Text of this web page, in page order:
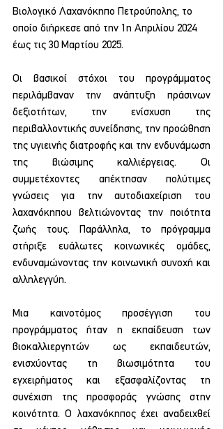
Βιολογικό Λαχανόκηπο Πετρούπολης, το
οποίο διήρκεσε από την 1η Απριλίου 2024
έως τις 30 Μαρτίου 2025.
Οι βασικοί στόχοι του προγράμματος
περιλάμβαναν την ανάπτυξη πράσινων
δεξιοτήτων, την ενίσχυση της
περιβαλλοντικής συνείδησης, την προώθηση
της υγιεινής διατροφής και την ενδυνάμωση
της βιώσιμης καλλιέργειας. Οι
συμμετέχοντες απέκτησαν πολύτιμες
γνώσεις για την αυτοδιαχείριση του
λαχανόκηπου βελτιώνοντας την ποιότητα
ζωής τους. Παράλληλα, το πρόγραμμα
στήριξε ευάλωτες κοινωνικές ομάδες,
ενδυναμώνοντας την κοινωνική συνοχή και
αλληλεγγύη.
Μια καινοτόμος προσέγγιση του
προγράμματος ήταν η εκπαίδευση των
βιοκαλλιεργητών ως εκπαιδευτών,
ενισχύοντας τη βιωσιμότητα του
εγχειρήματος και εξασφαλίζοντας τη
συνέχιση της προσφοράς γνώσης στην
κοινότητα. Ο λαχανόκηπος έχει αναδειχθεί